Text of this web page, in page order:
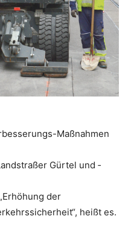
Maßnahmen
Gürtel und
der
heißt es.